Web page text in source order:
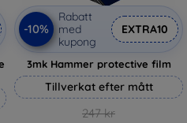
-10%
Rabatt
med
kupong
EXTRA10
3mk Hammer protective film
Tillverkat efter mått
247 kr